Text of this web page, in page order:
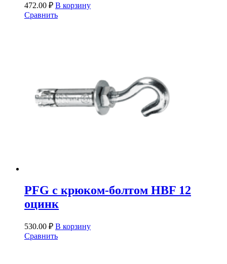
472.00 ₽ В корзину
Сравнить
PFG c крюком-болтом HBF 12
оцинк
530.00 ₽ В корзину
Сравнить